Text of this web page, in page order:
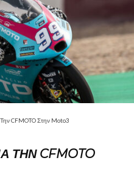
Την CFMOTO Στην Moto3
ΤΗΝ CFMOTO